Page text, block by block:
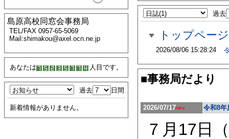
島原高校同窓会事務局
TEL/FAX 0957-65-5069
Mail:shimakou@axel.ocn.ne.jp
あなたは 人目です。
過去 日間
新着情報がありません。
過去
トップページ
2026/08/06 15:28:24
■事務局だより
2026/07/17 令和8年
７月17日